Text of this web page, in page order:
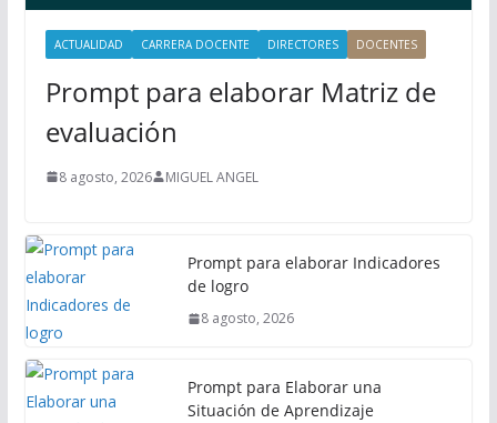
ACTUALIDAD CARRERA DOCENTE DIRECTORES DOCENTES
Prompt para elaborar Matriz de
evaluación
8 agosto, 2026 MIGUEL ANGEL
Prompt para elaborar Indicadores
de logro
8 agosto, 2026
Prompt para Elaborar una
Situación de Aprendizaje